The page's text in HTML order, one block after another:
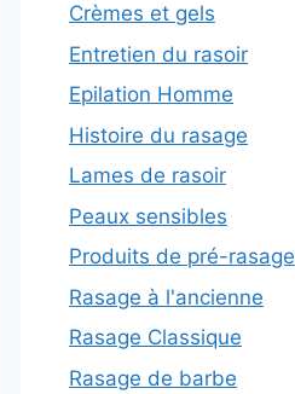
Crèmes et gels
Entretien du rasoir
Epilation Homme
Histoire du rasage
Lames de rasoir
Peaux sensibles
Produits de pré-rasage
Rasage à l'ancienne
Rasage Classique
Rasage de barbe